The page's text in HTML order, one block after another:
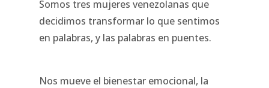
Somos tres mujeres venezolanas que
decidimos transformar lo que sentimos
en palabras, y las palabras en puentes.
Nos mueve el bienestar emocional, la